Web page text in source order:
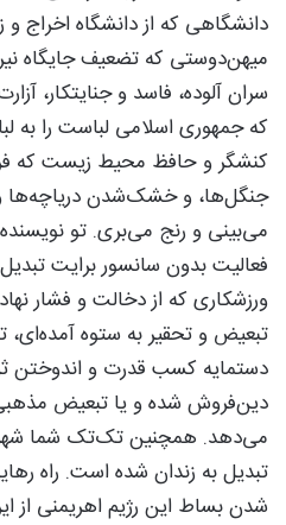
دانشگاهی که از دانشگاه اخراج
میهن‌‌دوستی که تضعیف جایگاه
سران آلوده، فاسد و جنایتکار،
که جمهوری اسلامی لباست را به
کنشگر و حافظ محیط زیست که
جنگل‌ها، و خشک‌شدن دریاچه‌ها
می‌بینی و رنج می‌بری. تو
فعالیت بدون سانسور برایت
ورزشکاری که از دخالت و فشار
تبعیض و تحقیر به ستوه
دستمایه کسب قدرت و
دین‌فروش شده و یا تبعیض
می‌دهد. همچنین تک‌تک شما
تبدیل به زندان شده است. راه
‌شدن بساط این رژیم اهریمنی از